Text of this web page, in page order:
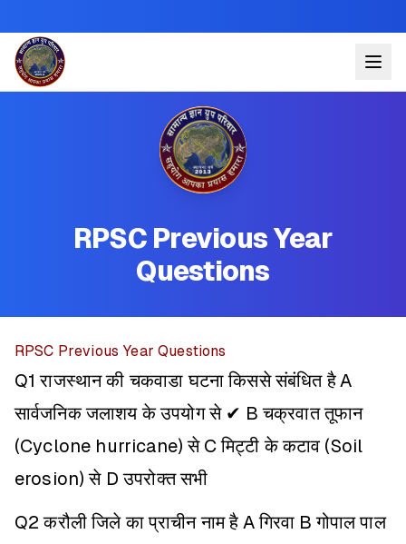
RPSC Previous Year
Questions
RPSC Previous Year Questions
Q1 राजस्थान की चकवाडा घटना किससे संबंधित है A
सार्वजनिक जलाशय के उपयोग से ✔ B चक्रवात तूफान
(Cyclone hurricane) से C मिट्टी के कटाव (Soil
erosion) से D उपरोक्त सभी
Q2 करौली जिले का प्राचीन नाम है A गिरवा B गोपाल पाल